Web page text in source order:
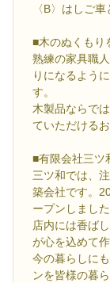
〈B〉はしご
■木のぬくもり
熟練の家具職
りになるよう
す。
木製品ならで
ていただける
■有限会社三ツ
三ツ和では、
築会社です。
ープンしました
店内には香ば
が心を込めて
今の暮らしに
ンを皆様の暮